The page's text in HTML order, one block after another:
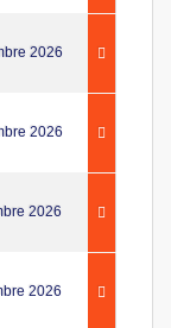
2026
2026
2026
2026